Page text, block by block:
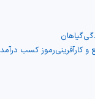
گیاهان
و کارآفرینیرموز کسب درآمد